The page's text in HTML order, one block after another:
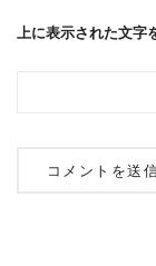
上に表示された文字